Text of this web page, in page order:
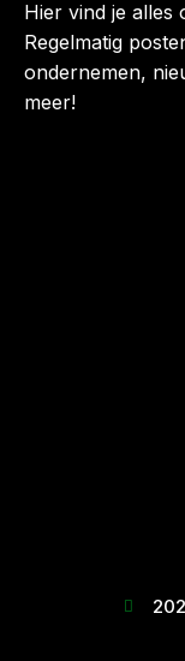
Hier vind je alles
Regelmatig
ondernemen,
meer!